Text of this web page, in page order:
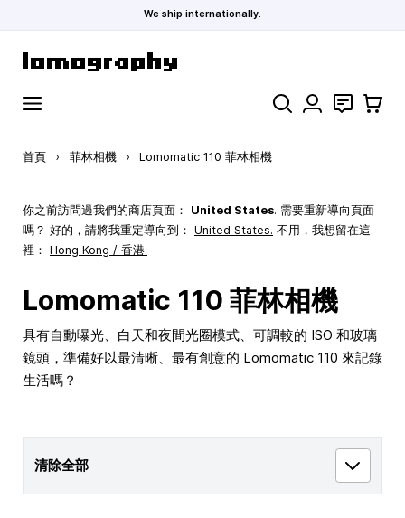
We ship internationally.
搜索 聯絡 購物車
首頁 › 菲林相機 › Lomomatic 110 菲林相機
你之前訪問過我們的商店頁面： United States. 需要重新導向頁面
嗎？ 好的，請將我重定導向到： United States. 不用，我想留在這
裡： Hong Kong / 香港.
Lomomatic 110 菲林相機
具有自動曝光、白天和夜間光圈模式、可調較的 ISO 和玻璃
鏡頭，準備好以最清晰、最有創意的 Lomomatic 110 來記錄
生活嗎？
清除全部